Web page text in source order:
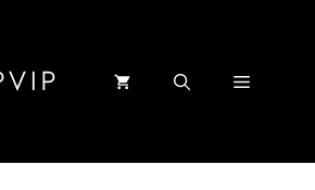
Menu